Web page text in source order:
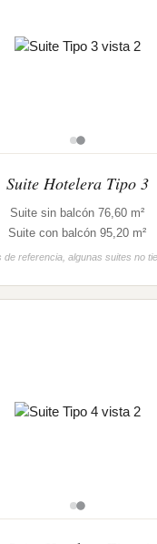
Suite Hotelera Tipo 3
Suite sin balcón 76,60 m²
Suite con balcón 95,20 m²
de referencia, algunas suites no